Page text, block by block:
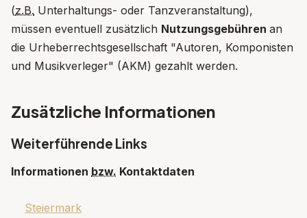
(z.B. Unterhaltungs- oder Tanzveranstaltung),
müssen eventuell zusätzlich Nutzungsgebühren an
die Urheberrechtsgesellschaft "Autoren, Komponisten
und Musikverleger" (AKM) gezahlt werden.
Zusätzliche Informationen
Weiterführende Links
Informationen bzw. Kontaktdaten
Steiermark